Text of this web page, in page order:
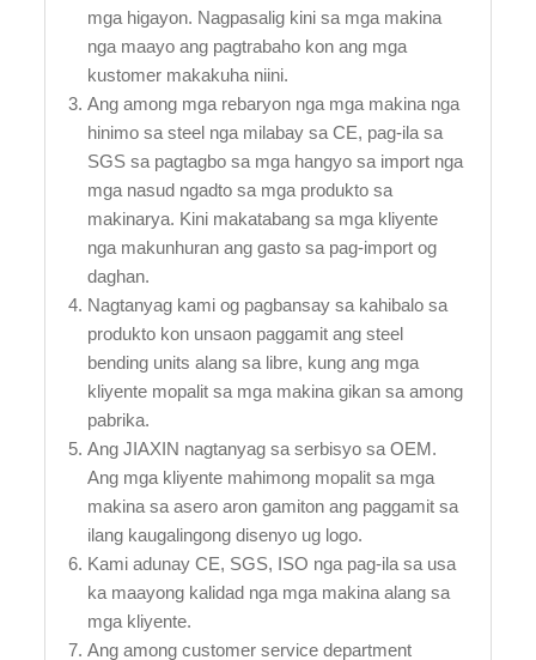
mga higayon. Nagpasalig kini sa mga makina
nga maayo ang pagtrabaho kon ang mga
kustomer makakuha niini.
Ang among mga rebaryon nga mga makina nga
hinimo sa steel nga milabay sa CE, pag-ila sa
SGS sa pagtagbo sa mga hangyo sa import nga
mga nasud ngadto sa mga produkto sa
makinarya. Kini makatabang sa mga kliyente
nga makunhuran ang gasto sa pag-import og
daghan.
Nagtanyag kami og pagbansay sa kahibalo sa
produkto kon unsaon paggamit ang steel
bending units alang sa libre, kung ang mga
kliyente mopalit sa mga makina gikan sa among
pabrika.
Ang JIAXIN nagtanyag sa serbisyo sa OEM.
Ang mga kliyente mahimong mopalit sa mga
makina sa asero aron gamiton ang paggamit sa
ilang kaugalingong disenyo ug logo.
Kami adunay CE, SGS, ISO nga pag-ila sa usa
ka maayong kalidad nga mga makina alang sa
mga kliyente.
Ang among customer service department